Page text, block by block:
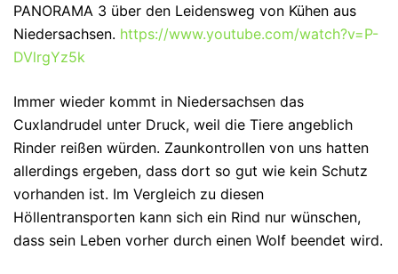
PANORAMA 3 über den Leidensweg von Kühen aus
Niedersachsen. https://www.youtube.com/watch?v=P-
DVlrgYz5k
Immer wieder kommt in Niedersachsen das
Cuxlandrudel unter Druck, weil die Tiere angeblich
Rinder reißen würden. Zaunkontrollen von uns hatten
allerdings ergeben, dass dort so gut wie kein Schutz
vorhanden ist. Im Vergleich zu diesen
Höllentransporten kann sich ein Rind nur wünschen,
dass sein Leben vorher durch einen Wolf beendet wird.